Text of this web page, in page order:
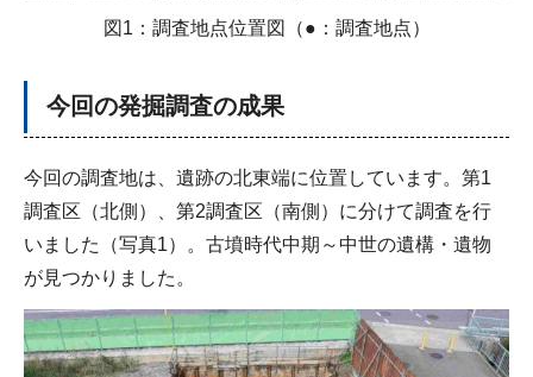
図1：調査地点位置図（●：調査地点）
今回の発掘調査の成果
今回の調査地は、遺跡の北東端に位置しています。第1
調査区（北側）、第2調査区（南側）に分けて調査を行
いました（写真1）。古墳時代中期～中世の遺構・遺物
が見つかりました。